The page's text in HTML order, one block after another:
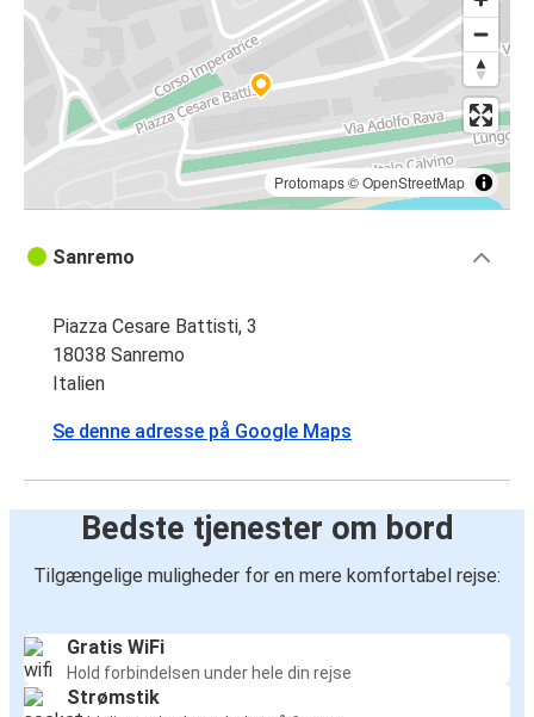
Protomaps©OpenStreetMap
Sanremo
Piazza Cesare Battisti, 3
18038 Sanremo
Italien
Se denne adresse på Google Maps
Bedste tjenester om bord
Tilgængelige muligheder for en mere komfortabel rejse:
Gratis WiFi
Hold forbindelsen under hele din rejse
Strømstik